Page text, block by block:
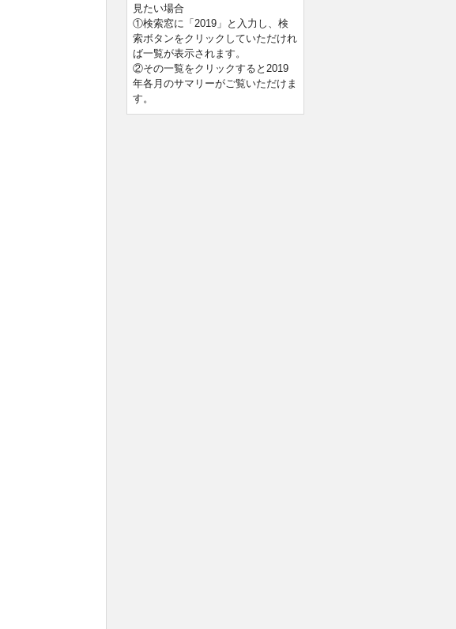
見たい場合
①検索窓に「2019」と入力し、検
索ボタンをクリックしていただけれ
ば一覧が表示されます。
②その一覧をクリックすると2019
年各月のサマリーがご覧いただけま
す。